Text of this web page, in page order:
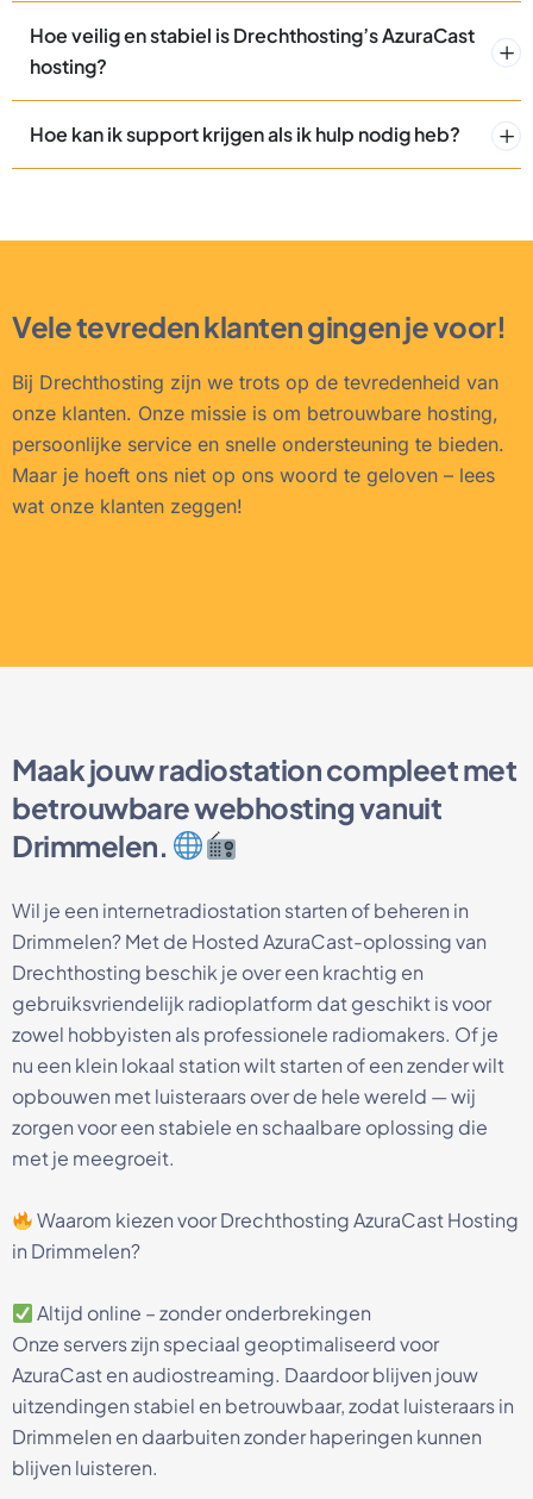
Hoe veilig en stabiel is Drechthosting’s AzuraCast
hosting?
Hoe kan ik support krijgen als ik hulp nodig heb?
Vele tevreden klanten gingen je voor!
Bij Drechthosting zijn we trots op de tevredenheid van
onze klanten. Onze missie is om betrouwbare hosting,
persoonlijke service en snelle ondersteuning te bieden.
Maar je hoeft ons niet op ons woord te geloven – lees
wat onze klanten zeggen!
Maak jouw radiostation compleet met
betrouwbare webhosting vanuit
Drimmelen.
Wil je een internetradiostation starten of beheren in
Drimmelen? Met de Hosted AzuraCast-oplossing van
Drechthosting beschik je over een krachtig en
gebruiksvriendelijk radioplatform dat geschikt is voor
zowel hobbyisten als professionele radiomakers. Of je
nu een klein lokaal station wilt starten of een zender wilt
opbouwen met luisteraars over de hele wereld — wij
zorgen voor een stabiele en schaalbare oplossing die
met je meegroeit.
Waarom kiezen voor Drechthosting AzuraCast Hosting
in Drimmelen?
Altijd online – zonder onderbrekingen
Onze servers zijn speciaal geoptimaliseerd voor
AzuraCast en audiostreaming. Daardoor blijven jouw
uitzendingen stabiel en betrouwbaar, zodat luisteraars in
Drimmelen en daarbuiten zonder haperingen kunnen
blijven luisteren.